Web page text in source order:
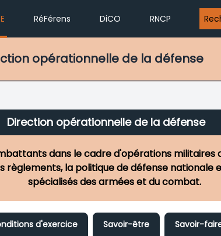
RéFérens DiCO RNCP
opérationnelle de la défense
Direction opérationnelle de la défense
dans le cadre d'opérations militaires
règlements, la politique de défense nationale
spécialisés des armées et du combat.
d'exercice Savoir-être Savoir-